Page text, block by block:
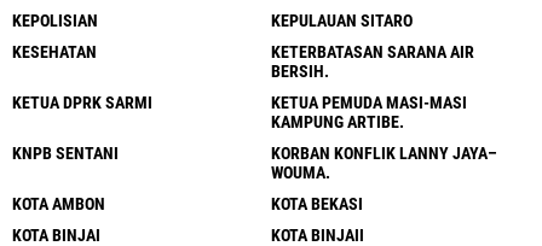
KEPOLISIAN
KEPULAUAN SITARO
KESEHATAN
KETERBATASAN SARANA AIR
BERSIH.
KETUA DPRK SARMI
KETUA PEMUDA MASI-MASI
KAMPUNG ARTIBE.
KNPB SENTANI
KORBAN KONFLIK LANNY JAYA–
WOUMA.
KOTA AMBON
KOTA BEKASI
KOTA BINJAI
KOTA BINJAII